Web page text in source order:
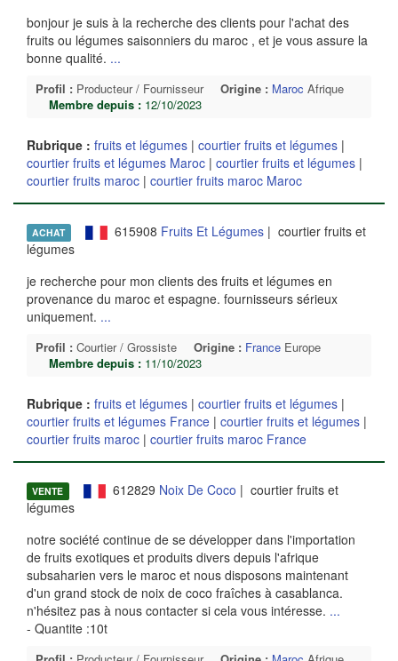
bonjour je suis à la recherche des clients pour l'achat des
fruits ou légumes saisonniers du maroc , et je vous assure la
bonne qualité. ...
Profil : Producteur / Fournisseur Origine : Maroc Afrique
Membre depuis : 12/10/2023
Rubrique : fruits et légumes | courtier fruits et légumes |
courtier fruits et légumes Maroc | courtier fruits et légumes |
courtier fruits maroc | courtier fruits maroc Maroc
ACHAT 615908 Fruits Et Légumes| courtier fruits et
légumes
je recherche pour mon clients des fruits et légumes en
provenance du maroc et espagne. fournisseurs sérieux
uniquement. ...
Profil : Courtier / Grossiste Origine : France Europe
Membre depuis : 11/10/2023
Rubrique : fruits et légumes | courtier fruits et légumes |
courtier fruits et légumes France | courtier fruits et légumes |
courtier fruits maroc | courtier fruits maroc France
VENTE 612829 Noix De Coco | courtier fruits et
légumes
notre société continue de se développer dans l'importation
de fruits exotiques et produits divers depuis l'afrique
subsaharien vers le maroc et nous disposons maintenant
d'un grand stock de noix de coco fraîches à casablanca.
n'hésitez pas à nous contacter si cela vous intéresse. ...
- Quantite :10t